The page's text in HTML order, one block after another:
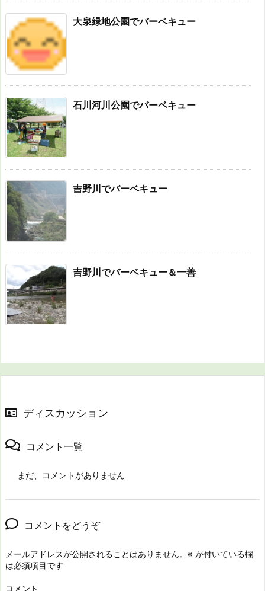
大泉緑地公園でバーベキュー
石川河川公園でバーベキュー
吉野川でバーベキュー
吉野川でバーベキュー＆一善
ディスカッション
コメント一覧
まだ、コメントがありません
コメントをどうぞ
メールアドレスが公開されることはありません。 ※ が付いている欄
は必須項目です
コメント